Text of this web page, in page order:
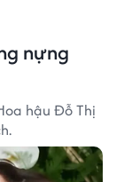
nựng
hậu Đỗ Thị